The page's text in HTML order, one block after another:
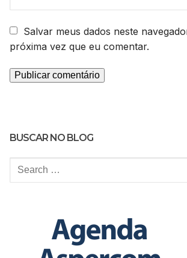
Salvar meus dados neste
próxima vez que eu comentar.
BUSCAR NO BLOG
Pesquisar
por: